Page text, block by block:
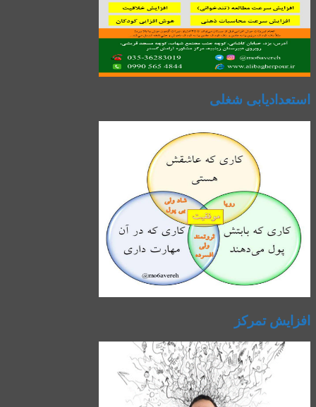
استعدادیابی شغلی
افزایش تمرکز